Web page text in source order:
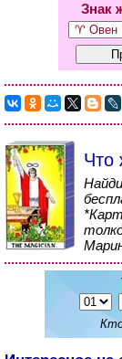
Знак
Что